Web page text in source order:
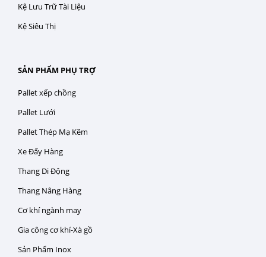
Kệ Lưu Trữ Tài Liệu
Kệ Siêu Thị
SẢN PHẨM PHỤ TRỢ
Pallet xếp chồng
Pallet Lưới
Pallet Thép Mạ Kẽm
Xe Đẩy Hàng
Thang Di Động
Thang Nâng Hàng
Cơ khí ngành may
Gia công cơ khí-Xà gồ
Sản Phẩm Inox